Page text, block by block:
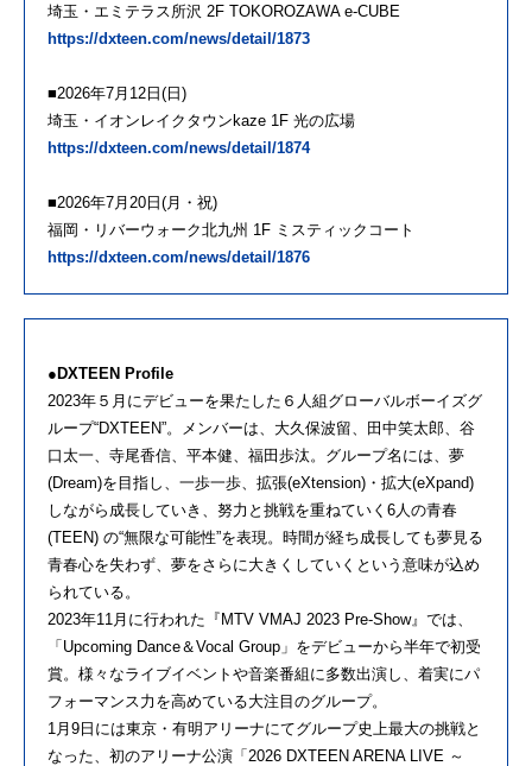
埼玉・エミテラス所沢 2F TOKOROZAWA e-CUBE
https://dxteen.com/news/detail/1873
■2026年7月12日(日)
埼玉・イオンレイクタウンkaze 1F 光の広場
https://dxteen.com/news/detail/1874
■2026年7月20日(月・祝)
福岡・リバーウォーク北九州 1F ミスティックコート
https://dxteen.com/news/detail/1876
●DXTEEN Profile
2023年５月にデビューを果たした６人組グローバルボーイズグ
ループ“DXTEEN”。メンバーは、大久保波留、田中笑太郎、谷
口太一、寺尾香信、平本健、福田歩汰。グループ名には、夢
(Dream)を目指し、一歩一歩、拡張(eXtension)・拡大(eXpand)
しながら成長していき、努力と挑戦を重ねていく6人の青春
(TEEN) の“無限な可能性”を表現。時間が経ち成長しても夢見る
青春心を失わず、夢をさらに大きくしていくという意味が込め
られている。
2023年11月に行われた『MTV VMAJ 2023 Pre-Show』では、
「Upcoming Dance＆Vocal Group」をデビューから半年で初受
賞。様々なライブイベントや音楽番組に多数出演し、着実にパ
フォーマンス力を高めている大注目のグループ。
1月9日には東京・有明アリーナにてグループ史上最⼤の挑戦と
なった、初のアリーナ公演「2026 DXTEEN ARENA LIVE ～